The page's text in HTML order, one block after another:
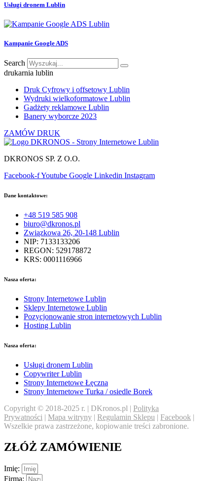
Usługi dronem Lublin
Kampanie Google ADS
Search
drukarnia lublin
Druk Cyfrowy i offsetowy Lublin
Wydruki wielkoformatowe Lublin
Gadżety reklamowe Lublin
Banery wyborcze 2023
ZAMÓW DRUK
DKRONOS SP. Z O.O.
Facebook-fYoutube Google Linkedin Instagram
Dane kontaktowe:
+48 519 585 908
biuro@dkronos.pl
Związkowa 26, 20-148 Lublin
NIP: 7133133206
REGON: 529178872
KRS: 0001116966
Nasza oferta:
Strony Internetowe Lublin
Sklepy Internetowe Lublin
Pozycjonowanie stron internetowych Lublin
Hosting Lublin
Nasza oferta:
Usługi dronem Lublin
Copywriter Lublin
Strony Internetowe Łęczna
Strony Internetowe Turka / osiedle Borek
Copyright © 2018-2025 r. | DKronos.pl | Polityka
Prywatności | Mapa witryny | Regulamin Sklepu | Facebook |
Wszelkie prawa zastrzeżone, kopiowanie treści zabronione.
ZŁÓŻ ZAMÓWIENIE
Imię:
Firma: